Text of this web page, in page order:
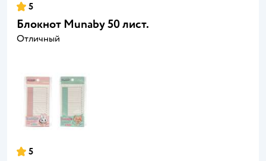
5
Блокнот Munaby 50 лист.
Отличный
5